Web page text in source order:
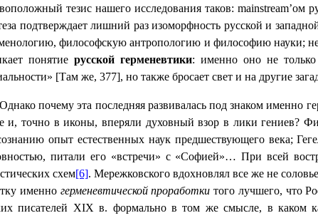
тезис нашего исследования таков: mainstream’ом
подтверждает лишний раз изоморфность русской и
философскую антропологию и философию науки;
понятие русской герменевтики: именно оно не только
[Там же, 377], но также бросает свет и на другие
Однако почему эта последняя развивалась под знаком именно
и, точно в иконы, вперяли духовный взор в лики гениев?
опыт естественных наук предшествующего века;
питали его «встречи» с «Софией»… При всей
схем[6]. Мережковского вдохновлял все же не
именно герменевтической проработки того лучшего, что
писателей ХIХ в. формально в том же смысле, в каком